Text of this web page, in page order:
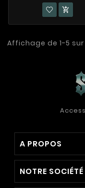

Affichage de 1-5
A PROPOS
NOTRE SOCIÉTÉ